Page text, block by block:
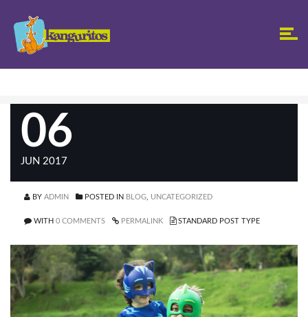
06
JUN 2017
BY ADMIN POSTED IN BLOG UNCATEGORIZED
WITH 0 COMMENTS PERMALINK STANDARD POST TYPE